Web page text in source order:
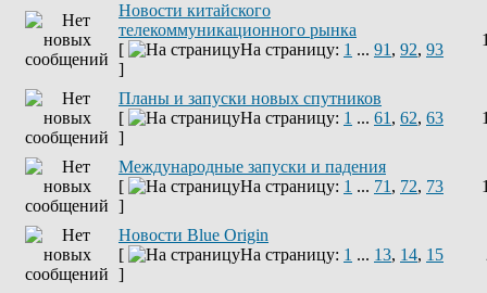
Новости китайского
телекоммуникационного рынка
[
На страницу: 1 ... 91 , 92, 93
]
Планы и запуски новых спутников
[
На страницу: 1 ... 61 , 62, 63
]
Международные запуски и падения
[
На страницу: 1 ... 71 , 72, 73
]
Новости Blue Origin
[
На страницу: 1 ... 13, 14, 15
]